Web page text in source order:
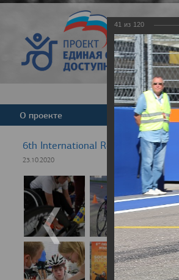
О проекте Команда
6th International Rezept-Sport
23.10.2020
41 из 120